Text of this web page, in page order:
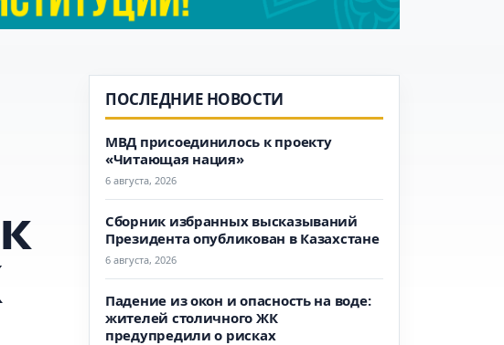
ПОСЛЕДНИЕ НОВОСТИ
МВД присоединилось к проекту
«Читающая нация»
6 августа, 2026
Сборник избранных высказываний
Президента опубликован в Казахстане
6 августа, 2026
Падение из окон и опасность на воде:
жителей столичного ЖК
предупредили о рисках